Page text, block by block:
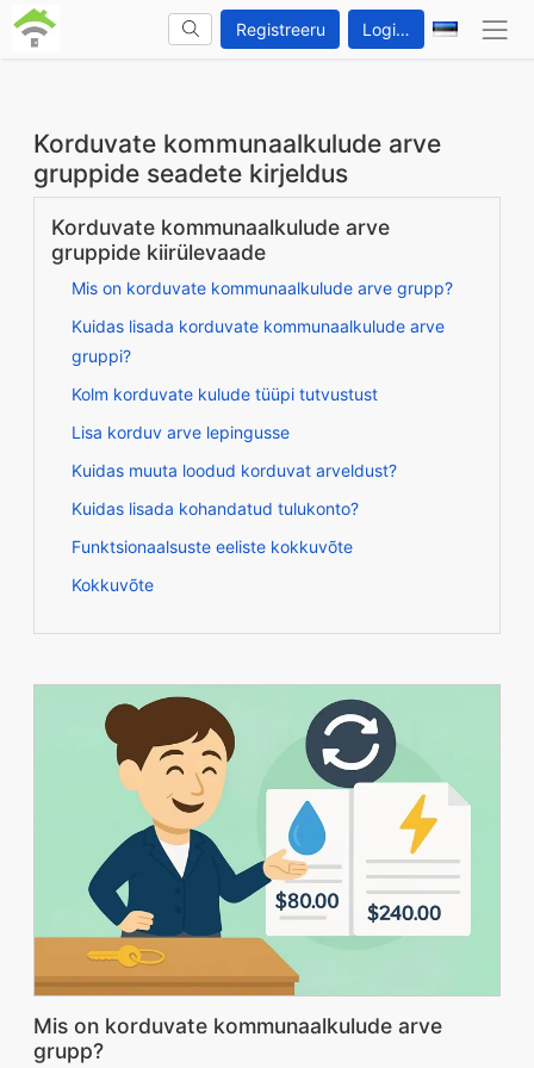
Registreeru Logi sisse
Korduvate kommunaalkulude arve
gruppide seadete kirjeldus
Korduvate kommunaalkulude arve
gruppide kiirülevaade
Mis on korduvate kommunaalkulude arve grupp?
Kuidas lisada korduvate kommunaalkulude arve
gruppi?
Kolm korduvate kulude tüüpi tutvustust
Lisa korduv arve lepingusse
Kuidas muuta loodud korduvat arveldust?
Kuidas lisada kohandatud tulukonto?
Funktsionaalsuste eeliste kokkuvõte
Kokkuvõte
Mis on korduvate kommunaalkulude arve
grupp?